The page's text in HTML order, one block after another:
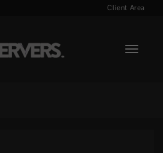
Client Area
Toggle